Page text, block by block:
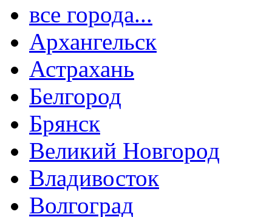
все города...
Архангельск
Астрахань
Белгород
Брянск
Великий Новгород
Владивосток
Волгоград